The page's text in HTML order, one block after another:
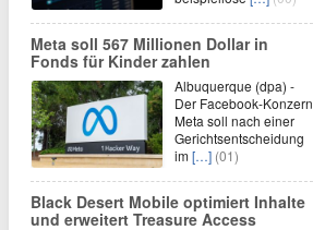
Meta soll 567 Millionen Dollar in
Fonds für Kinder zahlen
Albuquerque (dpa) -
Der Facebook-Konzern
Meta soll nach einer
Gerichtsentscheidung
im[…] (01)
Black Desert Mobile optimiert Inhalte
und erweitert Treasure Access